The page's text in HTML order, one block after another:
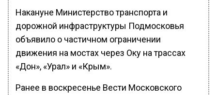
Накануне Министерство транспорта и
дорожной инфраструктуры Подмосковья
объявило о частичном ограничении
движения на мостах через Оку на трассах
«Дон», «Урал» и «Крым».
Ранее в воскресенье Вести Московского